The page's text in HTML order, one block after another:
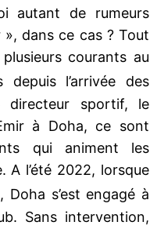
autant de rumeurs
dans ce cas ? Tout
courants au
l’arrivée des
directeur sportif, le
à Doha, ce sont
qui animent les
A l’été 2022, lorsque
s’est engagé à
Sans intervention,